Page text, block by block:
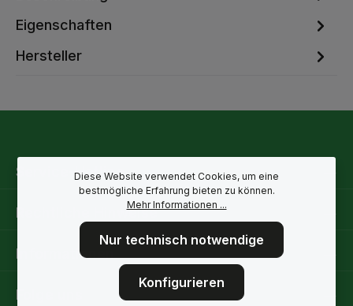
Eigenschaften
Hersteller
Service-Hotline
Rechtliche Hinweise
Informationen
Folge uns
Diese Website verwendet Cookies, um eine
bestmögliche Erfahrung bieten zu können.
Mehr Informationen ...
Nur technisch notwendige
Konfigurieren